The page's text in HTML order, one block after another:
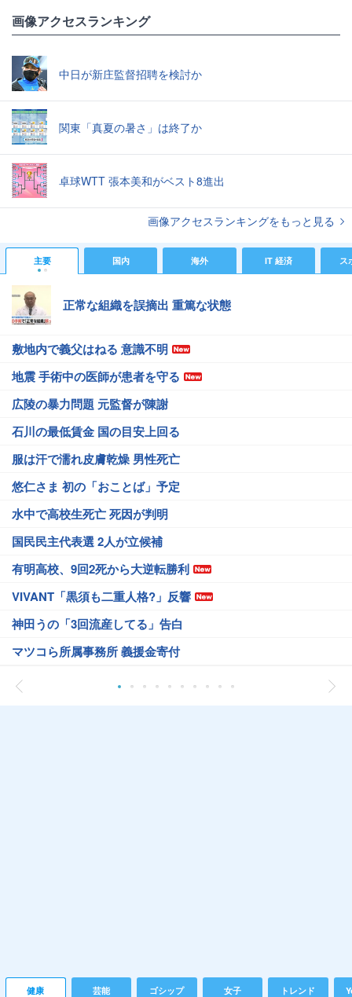
画像アクセスランキング
中日が新庄監督招聘を検討か
関東「真夏の暑さ」は終了か
卓球WTT 張本美和がベスト8進出
画像アクセスランキングをもっと見る
主要 国内 海外 IT 経済 ス
正常な組織を誤摘出 重篤な状態
敷地内で義父はねる 意識不明
地震 手術中の医師が患者を守る
広陵の暴力問題 元監督が陳謝
石川の最低賃金 国の目安上回る
服は汗で濡れ皮膚乾燥 男性死亡
悠仁さま 初の「おことば」予定
水中で高校生死亡 死因が判明
国民民主代表選 2人が立候補
有明高校、9回2死から大逆転勝利
VIVANT「黒須も二重人格?」反響
神田うの「3回流産してる」告白
マツコら所属事務所 義援金寄付
健康 芸能 ゴシップ 女子 トレンド